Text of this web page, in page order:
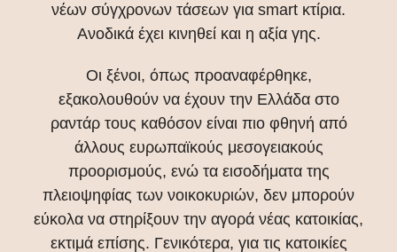
νέων σύγχρονων τάσεων για smart κτίρια.
Ανοδικά έχει κινηθεί και η αξία γης.
Οι ξένοι, όπως προαναφέρθηκε,
εξακολουθούν να έχουν την Ελλάδα στο
ραντάρ τους καθόσον είναι πιο φθηνή από
άλλους ευρωπαϊκούς μεσογειακούς
προορισμούς, ενώ τα εισοδήματα της
πλειοψηφίας των νοικοκυριών, δεν μπορούν
εύκολα να στηρίξουν την αγορά νέας κατοικίας,
εκτιμά επίσης. Γενικότερα, για τις κατοικίες